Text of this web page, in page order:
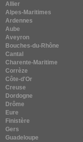
Allier
Alpes-Maritimes
Ardennes
Aube
Aveyron
Bouches-du-Rhône
Cantal
Charente-Maritime
Corrèze
Côte-d'Or
Creuse
Dordogne
Drôme
Eure
Finistère
Gers
Guadeloupe